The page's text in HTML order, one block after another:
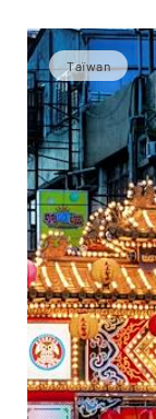
Taïwan